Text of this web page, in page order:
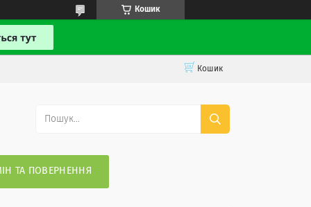
Кошик
Кошик
ТА ПОВЕРНЕННЯ